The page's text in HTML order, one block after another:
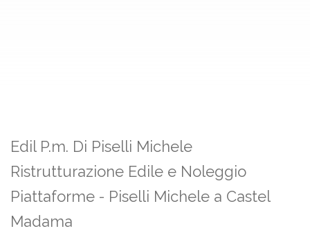
Edil P.m. Di Piselli Michele
Ristrutturazione Edile e Noleggio
Piattaforme - Piselli Michele a Castel
Madama